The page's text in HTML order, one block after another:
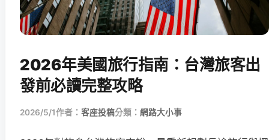
2026年美國旅行指南：台灣旅客出
發前必讀完整攻略
2026/5/1作者： 客座投稿分類： 網路大小事